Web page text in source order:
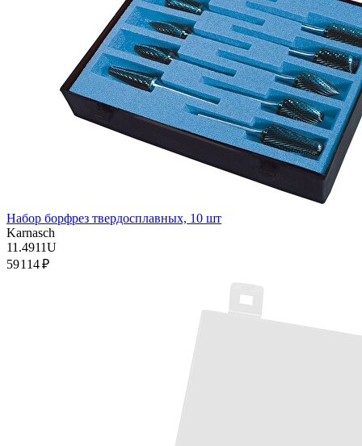
Набор борфрез твердосплавных, 10 шт
Karnasch
11.4911U
59 114 ₽